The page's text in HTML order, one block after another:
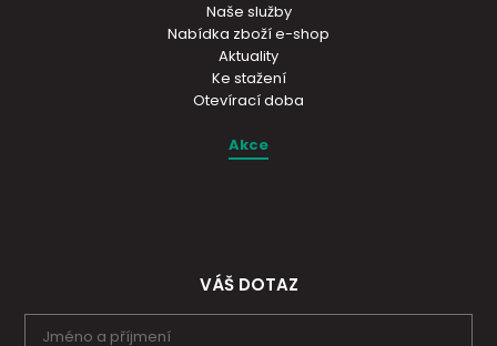
Naše služby
Nabídka zboží e-shop
Aktuality
Ke stažení
Otevírací doba
Akce
VÁŠ DOTAZ